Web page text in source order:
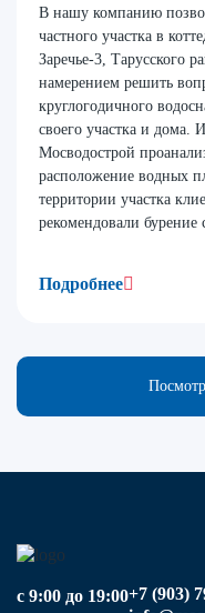
В нашу компанию
частного участка в
Заречье-3, Тарусского
намерением решить
круглогодичного
своего участка и дома.
Мосводострой
расположение водных
территории участка
рекомендовали
Подробнее
с 9:00 до 19:00+7 (903)